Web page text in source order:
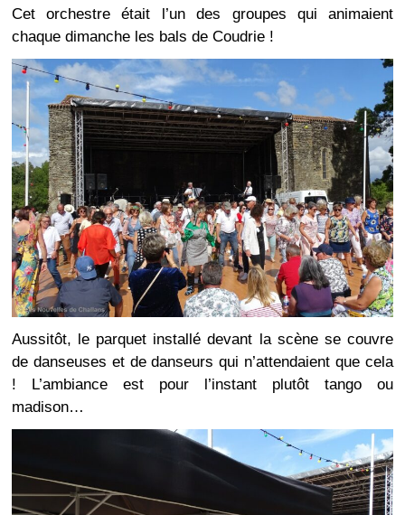
Cet orchestre était l’un des groupes qui animaient
chaque dimanche les bals de Coudrie !
Aussitôt, le parquet installé devant la scène se couvre
de danseuses et de danseurs qui n’attendaient que cela
! L’ambiance est pour l’instant plutôt tango ou
madison…